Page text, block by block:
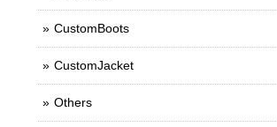
CustomBoots
CustomJacket
Others